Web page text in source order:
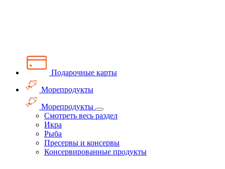
Подарочные карты
Морепродукты
Морепродукты
Смотреть весь раздел
Икра
Рыба
Пресервы и консервы
Консервированные продукты